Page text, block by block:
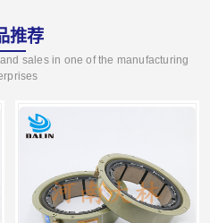
推荐
sales in one of the manufacturing